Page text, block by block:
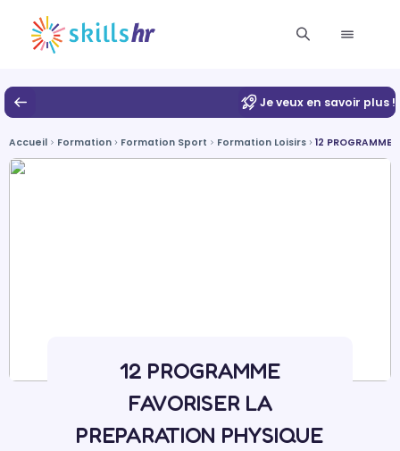
Je veux en savoir plus !
Accueil Formation Formation Sport Formation Loisirs 12 PROGRAMME
12 PROGRAMME
FAVORISER LA
PREPARATION PHYSIQUE